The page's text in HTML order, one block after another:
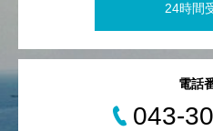
24時間
電話
043-